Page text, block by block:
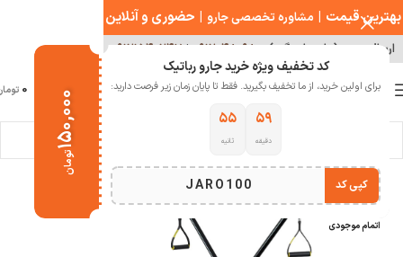
کد تخفیف ویژه خرید جارو رباتیک
برای اولین خرید، از ما تخفیف بگیرید. فقط تا پایان زمان زیر فرصت دارید:
۵۹
دقیقه
۵۵
ثانیه
JARO100 کپی کد
۱۵۰,۰۰۰
تومان
منو 0
خانه
-10%
اتمام موجودی
بهترین قیمت | مشاوره تخصصی جارو | حضوری و آنلاین
ارسال سریع ( با هماهنگی ) ۰۹۱۲۰۴۸۰۹۸۰ | ۰۹۱۲۱۵۴۰۲۴۷